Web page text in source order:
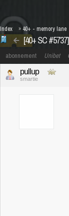
[40+ SC
Index » 40+ - memory lane
abonnement Unibet
pullup
smartie